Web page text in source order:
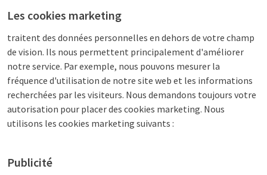
Les cookies marketing
traitent des données personnelles en dehors de votre champ
de vision. Ils nous permettent principalement d'améliorer
notre service. Par exemple, nous pouvons mesurer la
fréquence d'utilisation de notre site web et les informations
recherchées par les visiteurs. Nous demandons toujours votre
autorisation pour placer des cookies marketing. Nous
utilisons les cookies marketing suivants :
Publicité